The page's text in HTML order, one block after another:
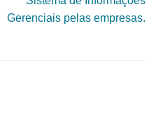
Gerenciais pelas empresas.